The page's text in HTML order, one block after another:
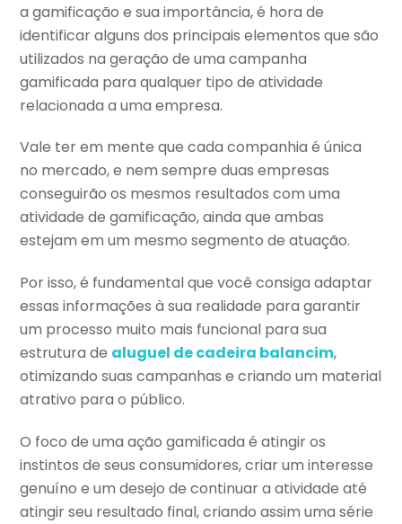
a gamificação e sua importância, é hora de
identificar alguns dos principais elementos que são
utilizados na geração de uma campanha
gamificada para qualquer tipo de atividade
relacionada a uma empresa.
Vale ter em mente que cada companhia é única
no mercado, e nem sempre duas empresas
conseguirão os mesmos resultados com uma
atividade de gamificação, ainda que ambas
estejam em um mesmo segmento de atuação.
Por isso, é fundamental que você consiga adaptar
essas informações à sua realidade para garantir
um processo muito mais funcional para sua
estrutura de aluguel de cadeira balancim,
otimizando suas campanhas e criando um material
atrativo para o público.
O foco de uma ação gamificada é atingir os
instintos de seus consumidores, criar um interesse
genuíno e um desejo de continuar a atividade até
atingir seu resultado final, criando assim uma série